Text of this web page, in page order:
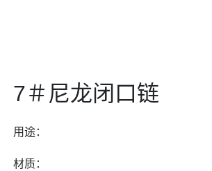
7＃尼龙闭口链
用途：
材质：